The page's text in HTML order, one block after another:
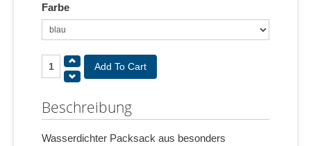
Farbe
Beschreibung
Wasserdichter Packsack aus besonders